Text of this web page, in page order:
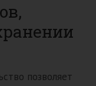
позволяет